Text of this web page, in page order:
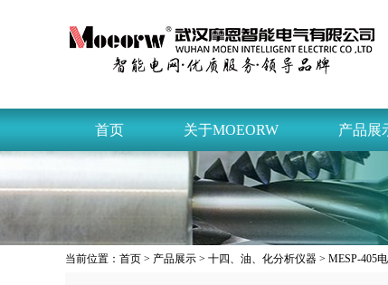
首页 关于MOEORW 产品展
当前位置： 首页 > 产品展示 > 十四、油、化分析仪器 > MESP-405